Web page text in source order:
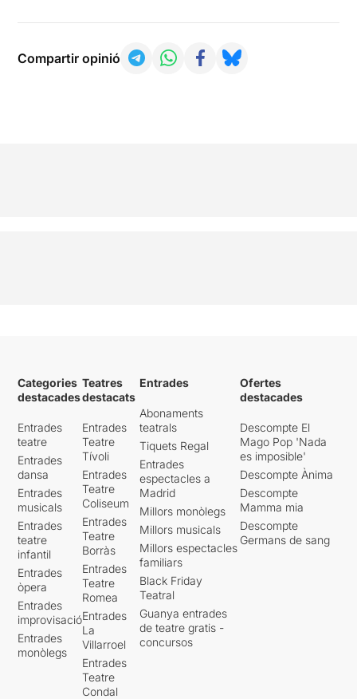
Compartir opinió
Categories
destacades
Entrades
teatre
Entrades
dansa
Entrades
musicals
Entrades
teatre
infantil
Entrades
òpera
Entrades
improvisació
Entrades
monòlegs
Teatres
destacats
Entrades
Teatre
Tívoli
Entrades
Teatre
Coliseum
Entrades
Teatre
Borràs
Entrades
Teatre
Romea
Entrades
La
Villarroel
Entrades
Teatre
Condal
Entrades
Abonaments
teatrals
Tiquets Regal
Entrades
espectacles a
Madrid
Millors monòlegs
Millors musicals
Millors espectacles
familiars
Black Friday
Teatral
Guanya entrades
de teatre gratis -
concursos
Ofertes
destacades
Descompte El
Mago Pop 'Nada
es imposible'
Descompte Ànima
Descompte
Mamma mia
Descompte
Germans de sang